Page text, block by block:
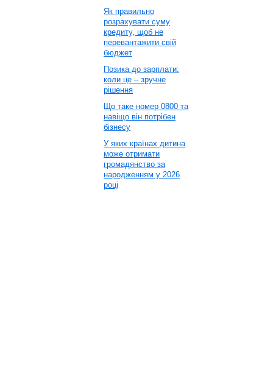
Як правильно
розрахувати суму
кредиту, щоб не
перевантажити свій
бюджет
Позика до зарплати:
коли це – зручне
рішення
Що таке номер 0800 та
навіщо він потрібен
бізнесу
У яких країнах дитина
може отримати
громадянство за
народженням у 2026
році